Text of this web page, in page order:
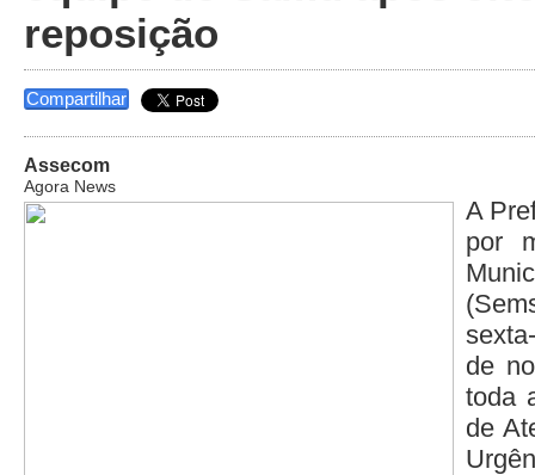
reposição
Compartilhar
Assecom
Agora News
A
por
de
toda
de